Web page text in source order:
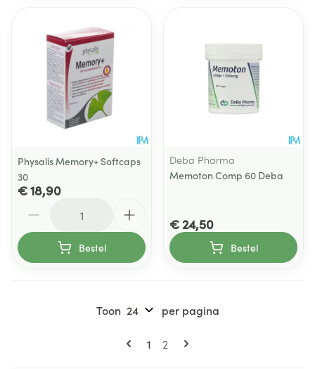
Physalis Memory+ Softcaps
30
€ 18,90
Bestel
Deba Pharma
Memoton Comp 60 Deba
€ 24,50
Bestel
Pagina's
U lees momenteel pagina
1 Pagina
2
Toon per pagina